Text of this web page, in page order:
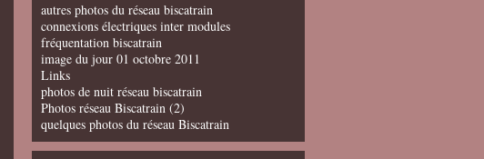
autres photos du réseau biscatrain
connexions électriques inter modules
fréquentation biscatrain
image du jour 01 octobre 2011
Links
photos de nuit réseau biscatrain
Photos réseau Biscatrain (2)
quelques photos du réseau Biscatrain